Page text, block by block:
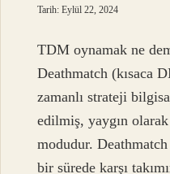
Tarih: Eylül 22, 2024
TDM oynamak ne
Deathmatch (kısaca
zamanlı strateji
edilmiş, yaygın
modudur. Deathmatch
bir sürede karşı